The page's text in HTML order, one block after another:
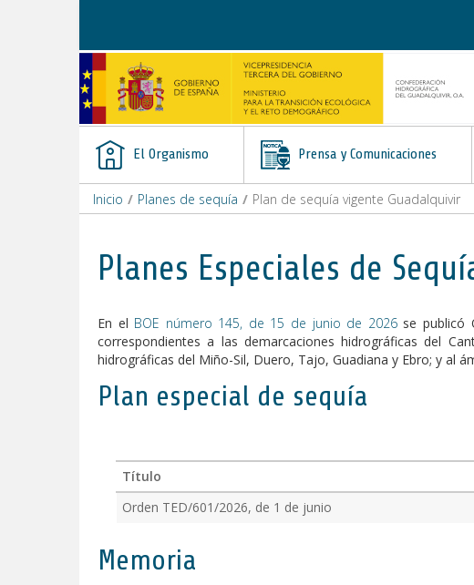
El Organismo Prensa y Comunicaciones
Inicio / Planes de sequía / Plan de sequía vigente Guadalquivir
Planes Especiales de
En el BOE número 145, de 15 de junio de 2026se publicó
correspondientes a las demarcaciones hidrográficas del
hidrográficas del Miño-Sil, Duero, Tajo, Guadiana y Ebro; y al
Plan especial de sequía
Título
Orden TED/601/2026, de 1 de junio
Memoria